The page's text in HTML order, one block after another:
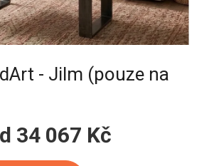
- Jilm (pouze na
34 067 Kč